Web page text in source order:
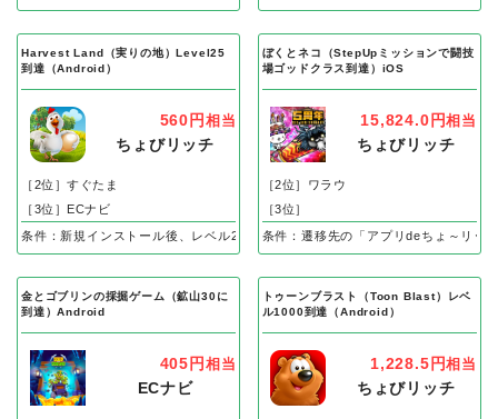
Harvest Land（実りの地）Level25
到達（Android）
560円 相当
ちょびリッチ
［2位］すぐたま
［3位］ECナビ
条件：新規インストール後、レベル25到達で成果
ぼくとネコ（StepUpミッションで闘技
場ゴッドクラス到達）iOS
15,824.0円相当
ちょびリッチ
［2位］ワラウ
［3位］
条件：遷移先の「アプリdeちょ～リッ
金とゴブリンの採掘ゲーム（鉱山30に
到達）Android
405円 相当
ECナビ
トゥーンブラスト（Toon Blast）レベ
ル1000到達（Android）
1,228.5円相当
ちょびリッチ